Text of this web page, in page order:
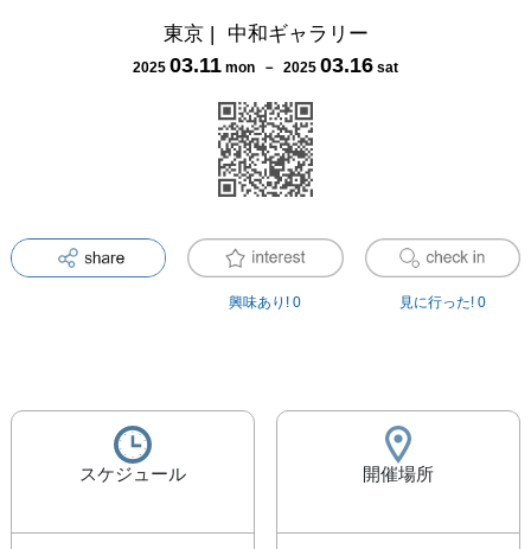
東京| 中和ギャラリー
2025 03.11 mon － 2025 03.16 sat
興味あり! 0 見に行った! 0
スケジュール 開催場所